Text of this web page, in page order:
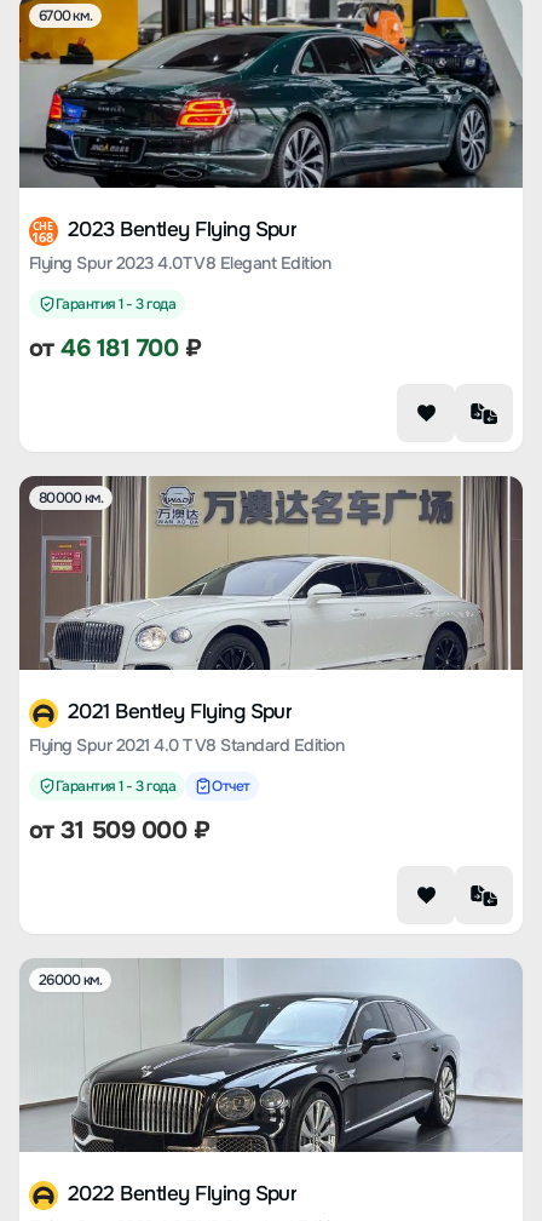
6700 км.
CHE
168 2023 Bentley Flying Spur
Flying Spur 2023 4.0T V8 Elegant Edition
Гарантия 1 - 3 года
от46 181 700₽
80000 км.
2021 Bentley Flying Spur
Flying Spur 2021 4.0 T V8 Standard Edition
Гарантия 1 - 3 года Отчет
от31 509 000₽
26000 км.
2022 Bentley Flying Spur